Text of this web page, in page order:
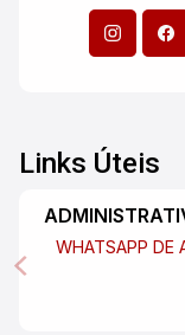
Links Úteis
WHATSAPP DE